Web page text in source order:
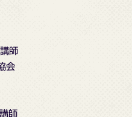
師
会
師